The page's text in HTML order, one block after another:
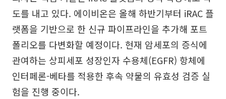
도를 내고 있다. 에이비온은 올해 하반기부터 iRAC 플
랫폼을 기반으로 한 신규 파이프라인을 추가해 포트
폴리오를 다변화할 예정이다. 현재 암세포의 증식에
관여하는 상피세포 성장인자 수용체(EGFR) 항체에
인터페론-베타를 적용한 후속 약물의 유효성 검증 실
험을 진행 중이다.